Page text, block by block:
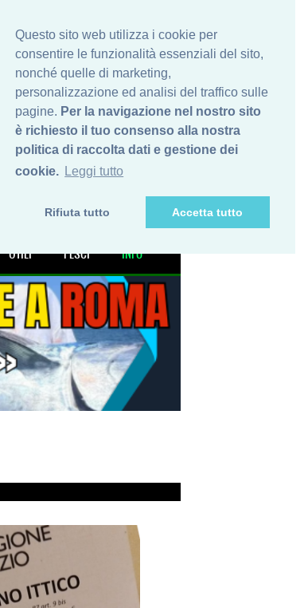
Questo sito web utilizza i cookie per
consentire le funzionalità essenziali del sito,
nonché quelle di marketing,
personalizzazione ed analisi del traffico sulle
pagine. Per la navigazione nel nostro sito
è richiesto il tuo consenso alla nostra
politica di raccolta dati e gestione dei
cookie. Leggi tutto
Rifiuta tutto Accetta tutto
PRIVACY
SHOP
INFO
UTILI PESCI INFO